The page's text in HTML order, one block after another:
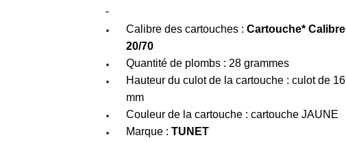
Calibre des cartouches : Cartouche* Calibre
20/70
Quantité de plombs : 28 grammes
Hauteur du culot de la cartouche : culot de 16
mm
Couleur de la cartouche : cartouche JAUNE
Marque : TUNET